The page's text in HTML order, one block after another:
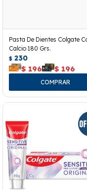
Pasta De Dientes Colgate
Calcio 180 Grs.
$ 230
$ 196 $ 196